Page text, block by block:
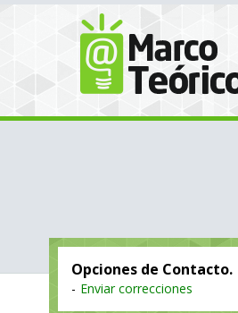
Opciones de Contacto.
- Enviar correcciones